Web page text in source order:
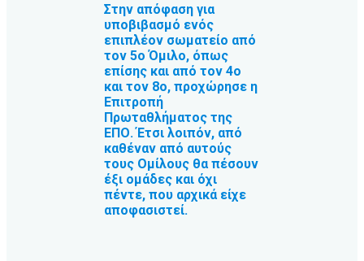
Στην απόφαση για
υποβιβασμό ενός
επιπλέον σωματείο από
τον 5ο Όμιλο, όπως
επίσης και από τον 4ο
και τον 8ο, προχώρησε η
Επιτροπή
Πρωταθλήματος της
ΕΠΟ. Έτσι λοιπόν, από
καθέναν από αυτούς
τους Ομίλους θα πέσουν
έξι ομάδες και όχι
πέντε, που αρχικά είχε
αποφασιστεί.